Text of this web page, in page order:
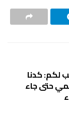
لكم: كدنا
حتى جاء